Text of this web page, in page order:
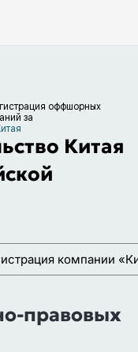
оффшорных
за
Китая
компании
правовых